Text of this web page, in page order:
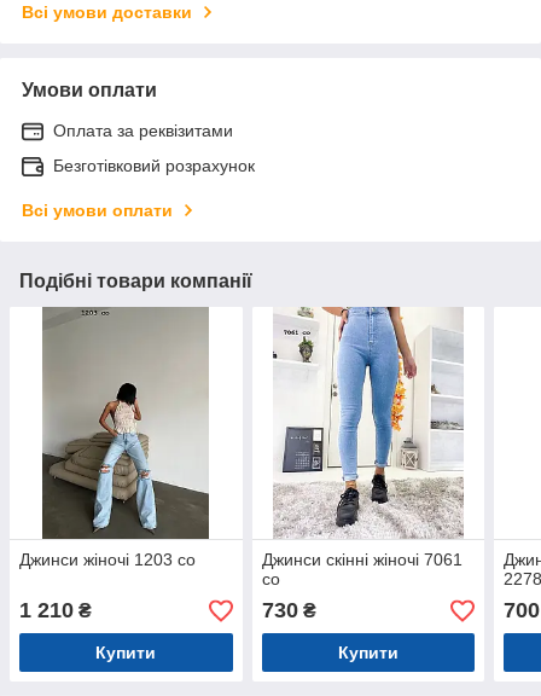
Всі умови доставки
Умови оплати
Оплата за реквізитами
Безготівковий розрахунок
Всі умови оплати
Подібні товари компанії
Джинси жіночі 1203 со
1 210 ₴
Купити
Джинси скінні жіночі 7061
со
730₴
Купити
700